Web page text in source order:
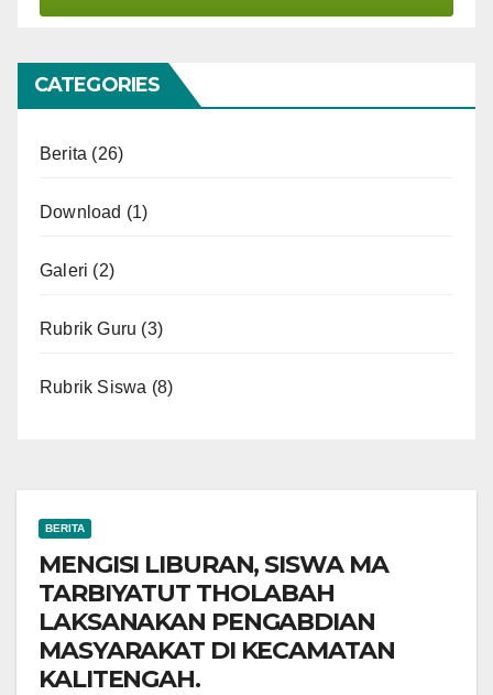
CATEGORIES
Berita (26)
Download (1)
Galeri (2)
Rubrik Guru (3)
Rubrik Siswa (8)
BERITA
MENGISI LIBURAN, SISWA MA
TARBIYATUT THOLABAH
LAKSANAKAN PENGABDIAN
MASYARAKAT DI KECAMATAN
KALITENGAH.